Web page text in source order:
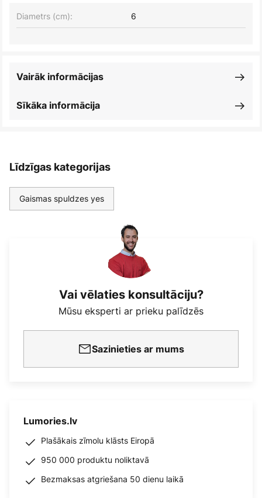
Diametrs (cm): 6
Sīkāka informācija
Vairāk informācijas
Līdzīgas kategorijas
Gaismas spuldzes yes
Vai vēlaties konsultāciju?
Mūsu eksperti ar prieku palīdzēs
Sazinieties ar mums
Lumories.lv
Plašākais zīmolu klāsts Eiropā
950 000 produktu noliktavā
Bezmaksas atgriešana 50 dienu laikā